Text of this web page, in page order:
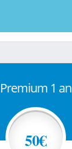
Premium 1 an
50€